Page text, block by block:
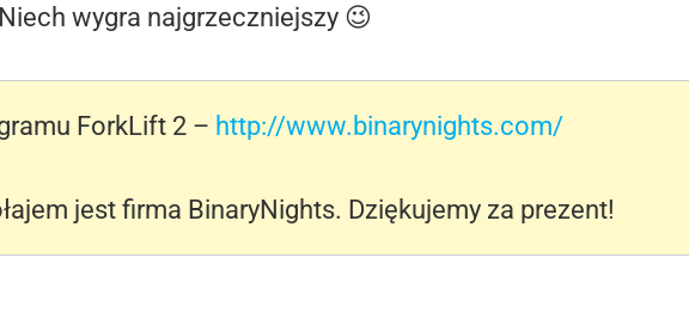
wygra najgrzeczniejszy 😉
ForkLift 2 – http://www.binarynights.com/
jest firma BinaryNights. Dziękujemy za prezent!